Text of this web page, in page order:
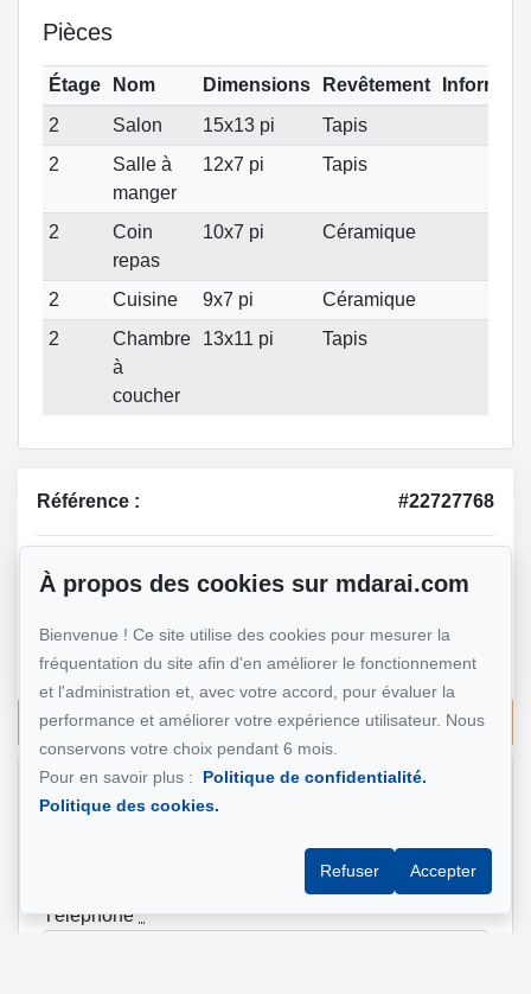
Pièces
Étage Nom Dimensions Revêtement
2
Salon 15x13 pi
Tapis
2
Salle à
manger
12x7 pi Tapis
2
Coin
repas
10x7 pi Céramique
2 Cuisine 9x7 pi
Céramique
2
Chambre
à
coucher
13x11 pi Tapis
Référence : #22727768
Courtier immobilier
514 924-7445
Écrivez-moi un courriel
Nom et prénom*
Téléphone*
À propos des cookies sur mdarai.com
Bienvenue ! Ce site utilise des cookies pour mesurer la
fréquentation du site afin d'en améliorer le fonctionnement
et l'administration et, avec votre accord, pour évaluer la
performance et améliorer votre expérience utilisateur. Nous
conservons votre choix pendant 6 mois.
Pour en savoir plus :
Politique de confidentialité.
Politique des cookies.
Refuser Accepter